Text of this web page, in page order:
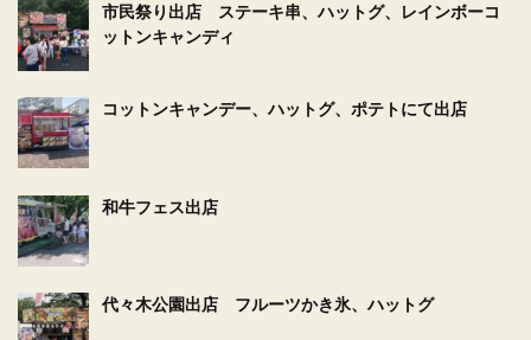
市民祭り出店 ステーキ串、ハットグ、レインボーコ
ットンキャンディ
コットンキャンデー、ハットグ、ポテトにて出店
和牛フェス出店
代々木公園出店 フルーツかき氷、ハットグ